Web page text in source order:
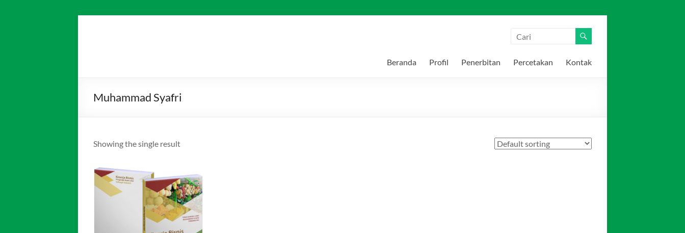
Beranda Profil Penerbitan Percetakan Kontak
Muhammad Syafri
Showing the single result